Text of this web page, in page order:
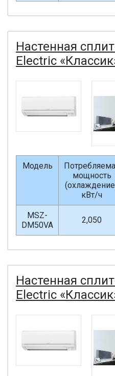
Настенная
Electric
Модель
мощность
кВт/ч
MSZ-
DM50VA
2,050
Настенная
Electric